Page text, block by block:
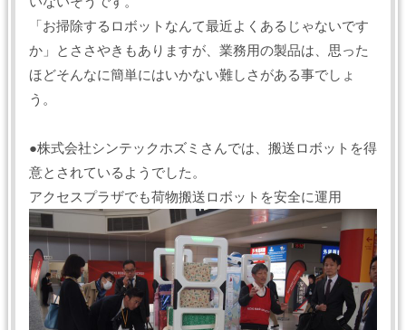
「お掃除するロボットなんて最近よくあるじゃないです
か」とささやきもありますが、業務用の製品は、思った
ほどそんなに簡単にはいかない難しさがある事でしょ
う。
●株式会社シンテックホズミさんでは、搬送ロボットを得
意とされているようでした。
アクセスプラザでも荷物搬送ロボットを安全に運用